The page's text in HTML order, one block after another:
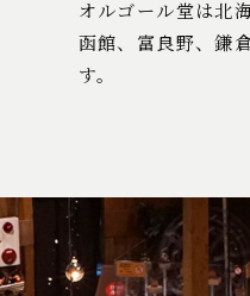
オルゴール堂は北
函館、富良野、鎌
す。